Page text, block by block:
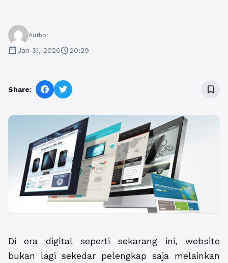
Author
calendar_todayJan 31, 2026schedule20:29
Share: bookmark_border
Di era digital seperti sekarang ini, website
bukan lagi sekedar pelengkap saja melainkan